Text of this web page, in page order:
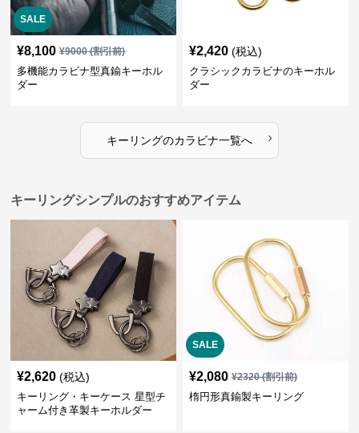
SALE
¥8,100 ¥9000(割引前)
多機能カラビナ型真鍮キーホル
ダー
¥2,420 (税込)
クラシックカラビナのキーホル
ダー
キーリングのカラビナ一覧へ ›
キーリングシンプルのおすすめアイテム
¥2,620 (税込)
キーリング・キーケース 星型チ
ャーム付き革製キーホルダー
SALE
¥2,080 ¥2320(割引前)
楕円形真鍮製キーリング